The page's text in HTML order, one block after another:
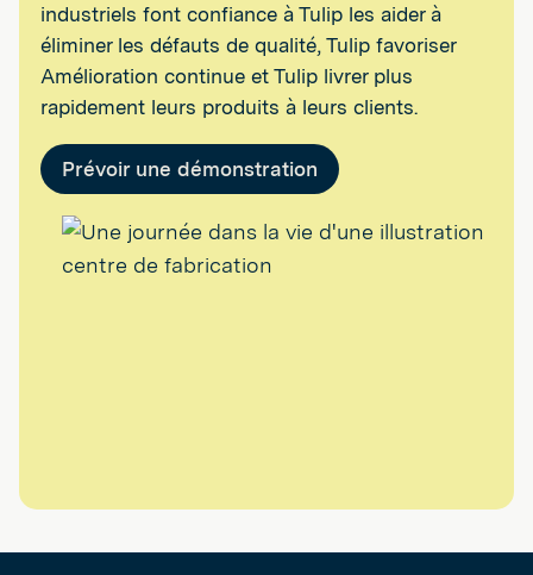
industriels font confiance à Tulip les aider à
éliminer les défauts de qualité, Tulip favoriser
Amélioration continue et Tulip livrer plus
rapidement leurs produits à leurs clients.
Prévoir une démonstration